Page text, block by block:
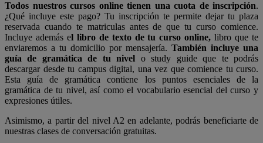
Todos nuestros cursos online tienen una cuota de inscripción.
¿Qué incluye este pago? Tu inscripción te permite dejar tu plaza
reservada cuando te matriculas antes de que tu curso comience.
Incluye además el libro de texto de tu curso online, libro que te
enviaremos a tu domicilio por mensajería. También incluye una
guía de gramática de tu nivel o study guide que te podrás
descargar desde tu campus digital, una vez que comience tu curso.
Esta guía de gramática contiene los puntos esenciales de la
gramática de tu nivel, así como el vocabulario esencial del curso y
expresiones útiles.
Asimismo, a partir del nivel A2 en adelante, podrás beneficiarte de
nuestras clases de conversación gratuitas.